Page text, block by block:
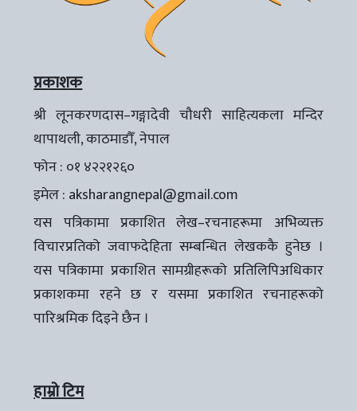
प्रकाशक
श्री लूनकरणदास–गङ्गादेवी चौधरी साहित्यकला मन्दिर
थापाथली, काठमाडौँ, नेपाल
फोन : ०१ ४२२१२६०
इमेल : aksharangnepal@gmail.com
यस पत्रिकामा प्रकाशित लेख–रचनाहरूमा अभिव्यक्त
विचारप्रतिको जवाफदेहिता सम्बन्धित लेखककै हुनेछ ।
यस पत्रिकामा प्रकाशित सामग्रीहरूको प्रतिलिपिअधिकार
प्रकाशकमा रहने छ र यसमा प्रकाशित रचनाहरूको
पारिश्रमिक दिइने छैन ।
हाम्रो टिम